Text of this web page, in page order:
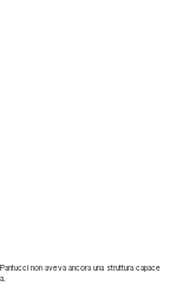
non aveva ancora una struttura capace